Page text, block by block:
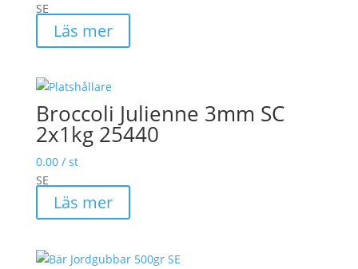
SE
Läs mer
Broccoli Julienne 3mm SC
2x1kg 25440
0.00/ st
SE
Läs mer